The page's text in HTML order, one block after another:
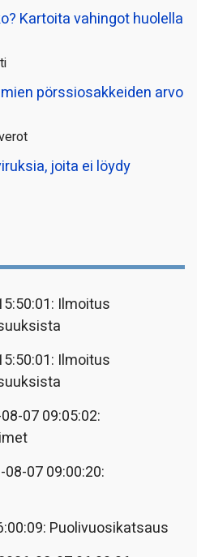
Kartoita vahingot huolella
pörssi­osakkeiden arvo
joita ei löydy
Ilmoitus
Ilmoitus
07 09:05:02:
08-07 09:00:20:
Puolivuosikatsaus